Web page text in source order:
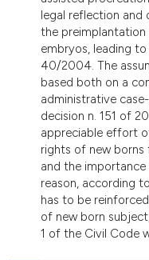
legal reflection and
the preimplantation
embryos, leading
40/2004. The
based both on a
administrative
decision n. 151 of
appreciable effort
rights of new borns
and the
reason, according
has to be
of new born
1 of the Civil Code